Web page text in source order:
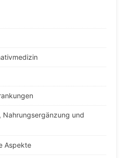
Nahrungsergänzung und
Aspekte